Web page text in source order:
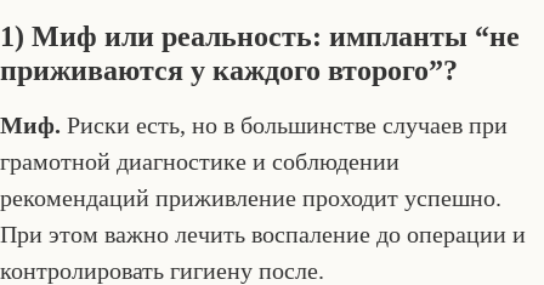
1) Миф или реальность: импланты “не
приживаются у каждого второго”?
Миф. Риски есть, но в большинстве случаев при
грамотной диагностике и соблюдении
рекомендаций приживление проходит успешно.
При этом важно лечить воспаление до операции и
контролировать гигиену после.